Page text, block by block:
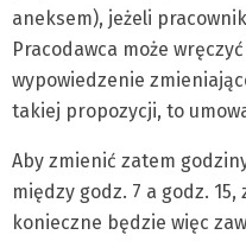
aneksem), jeżeli
Pracodawca może
wypowiedzenie
takiej propozycji, to
Aby zmienić zatem
między godz. 7 a godz.
konieczne będzie więc